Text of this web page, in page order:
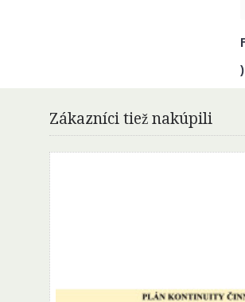
)
Zákazníci tiež nakúpili